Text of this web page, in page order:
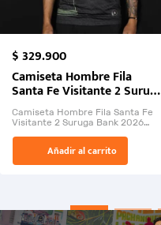
$329.900
Camiseta Hombre Fila
Santa Fe Visitante 2 Suruga
Bank 2026
Camiseta Hombre Fila Santa Fe
Visitante 2 Suruga Bank 2026
El Rugido del Sol Naciente:
“Primeros para la Et...
Añadir al carrito